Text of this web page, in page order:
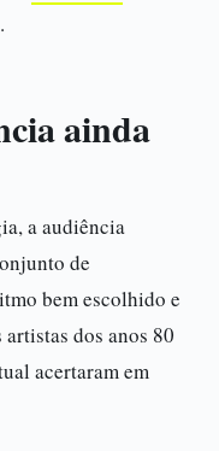
ainda
a audiência
de
bem escolhido e
dos anos 80
acertaram em